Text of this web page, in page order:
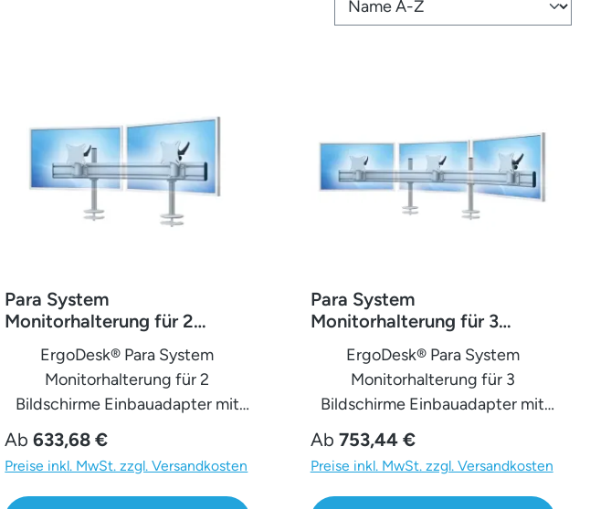
Para System
Monitorhalterung für 2
Monitore Einbauadapter mit
Kabelauslass (MA) 2er -
25''-32''
ErgoDesk® Para System
Monitorhalterung für 2
Bildschirme Einbauadapter mit
Kabelauslass (MA) 2er -
25''-32''Verwandle Deinen
Arbeitsplatz mit der innovativen
Para-Monitor-Tischhalterung
Regulärer Preis:
Ab633,68 €
Preise inkl. MwSt. zzgl. Versandkosten
Para System
Monitorhalterung für 3
Monitore Einbauadapter mit
Kabelauslass (MA) 3er -
20''-24''
ErgoDesk® Para System
Monitorhalterung für 3
Bildschirme Einbauadapter mit
Kabelauslass (MA) 3er - 20''-24''
Verwandle Deinen Arbeitsplatz
mit der innovativen Para-
Monitor-Tischhalterung
Regulärer Preis:
Ab 753,44 €
Preise inkl. MwSt. zzgl. Versandkosten